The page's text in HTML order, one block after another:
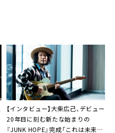
【インタビュー】大柴広己、デビュー
20年目に刻む新たな始まりの
『JUNK HOPE』完成「これは未来に